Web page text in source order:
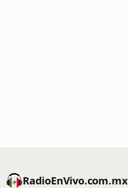
RadioEnVivo.com.mx